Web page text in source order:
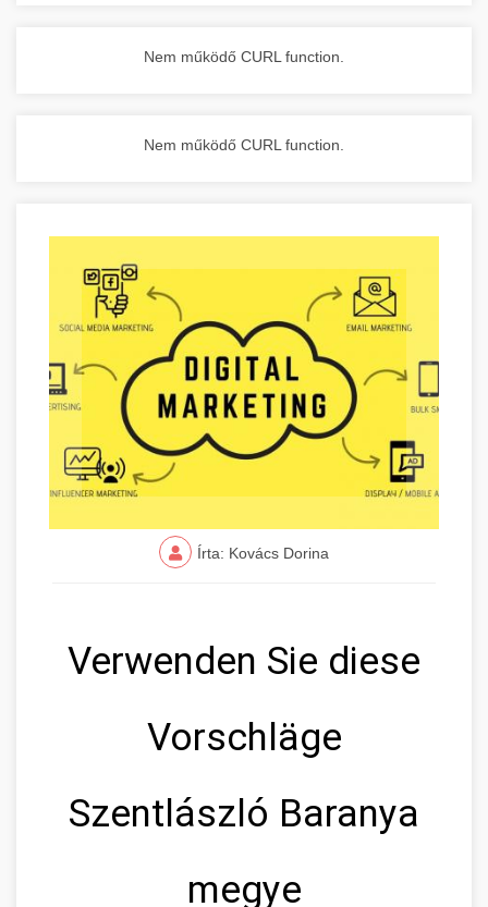
Nem működő CURL function.
Nem működő CURL function.
Írta: Kovács Dorina
Verwenden Sie diese
Vorschläge
Szentlászló Baranya
megye